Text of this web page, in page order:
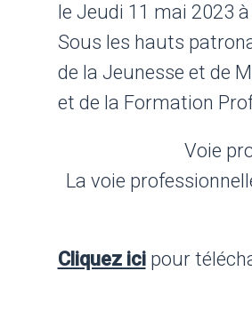
le Jeudi 11 mai 2023
Sous les hauts
de la Jeunesse et de
et de la Formation
Voie
La voie
Cliquez icipour